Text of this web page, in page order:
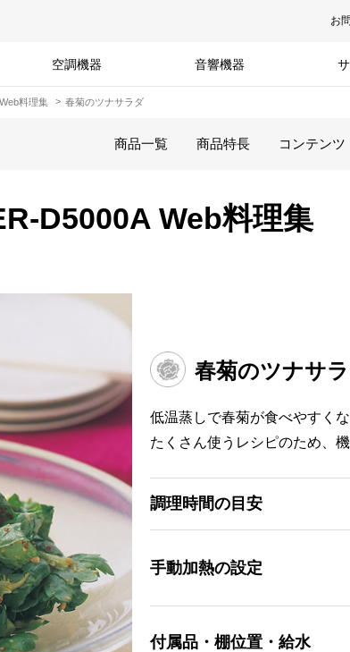
お
空調機器 音響機器
料理集 春菊のツナサラダ
商品一覧 商品特長 コンテンツ
D5000A Web料理集
春菊のツナサ
低温蒸しで春菊が食べやすく
たくさん使うレシピのため、
調理時間の目安
手動加熱の設定
付属品・棚位置・給水